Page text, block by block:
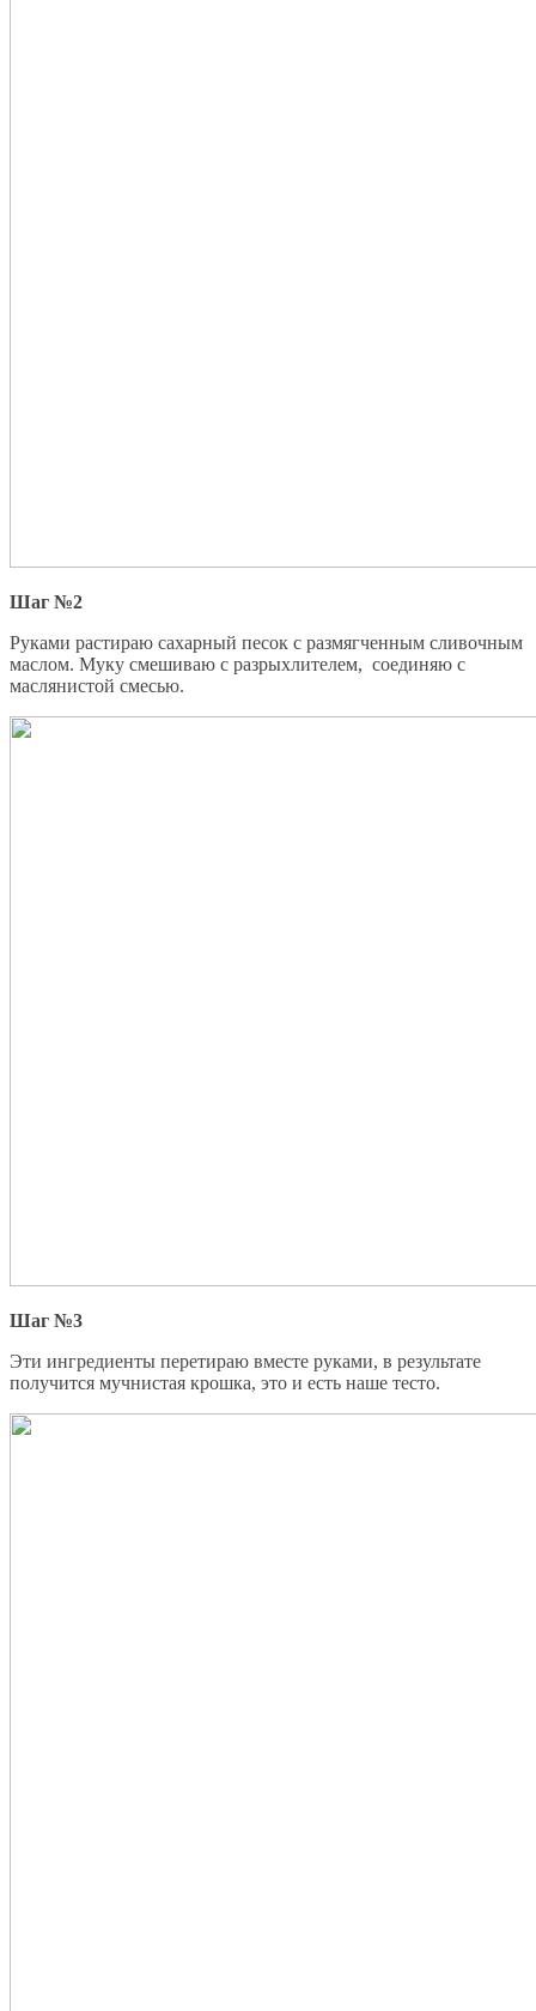
Шаг №2
Руками растираю сахарный песок с размягченным сливочным
маслом. Муку смешиваю с разрыхлителем, соединяю с
маслянистой смесью.
Шаг №3
Эти ингредиенты перетираю вместе руками, в результате
получится мучнистая крошка, это и есть наше тесто.